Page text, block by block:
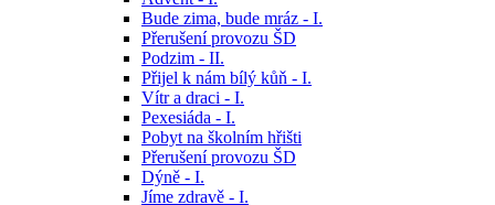
Bude zima, bude mráz - I.
Přerušení provozu ŠD
Podzim - II.
Přijel k nám bílý kůň - I.
Vítr a draci - I.
Pexesiáda - I.
Pobyt na školním hřišti
Přerušení provozu ŠD
Dýně - I.
Jíme zdravě - I.